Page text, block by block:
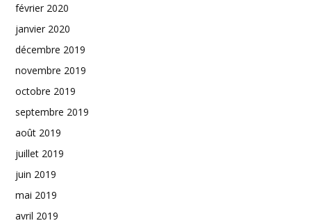
février 2020
janvier 2020
décembre 2019
novembre 2019
octobre 2019
septembre 2019
août 2019
juillet 2019
juin 2019
mai 2019
avril 2019